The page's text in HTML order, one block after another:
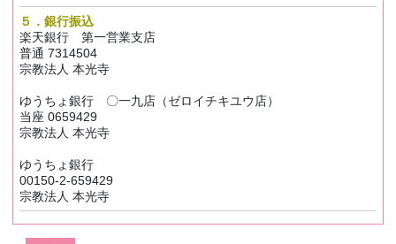
５．銀行振込
楽天銀行 第一営業支店
普通 7314504
宗教法人 本光寺
ゆうちょ銀行 〇一九店（ゼロイチキユウ店）
当座 0659429
宗教法人 本光寺
ゆうちょ銀行
00150-2-659429
宗教法人 本光寺